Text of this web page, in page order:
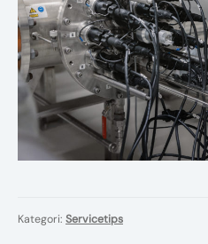
Kategori: Servicetips